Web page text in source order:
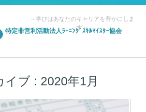
特定非営利活動法人ﾗｰﾆﾝｸﾞｽｷﾙﾏｲｽﾀｰ協会
～学びはあなたのキャリアを豊かにしま
す～
イブ : 2020年1月